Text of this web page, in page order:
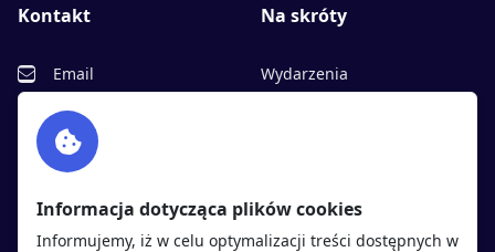
Kontakt
Email
Facebook
Twitter
Na skróty
Wydarzenia
Polityka cookies
Polityka prywatności
Informacja dotycząca plików cookies
Informujemy, iż w celu optymalizacji treści dostępnych w